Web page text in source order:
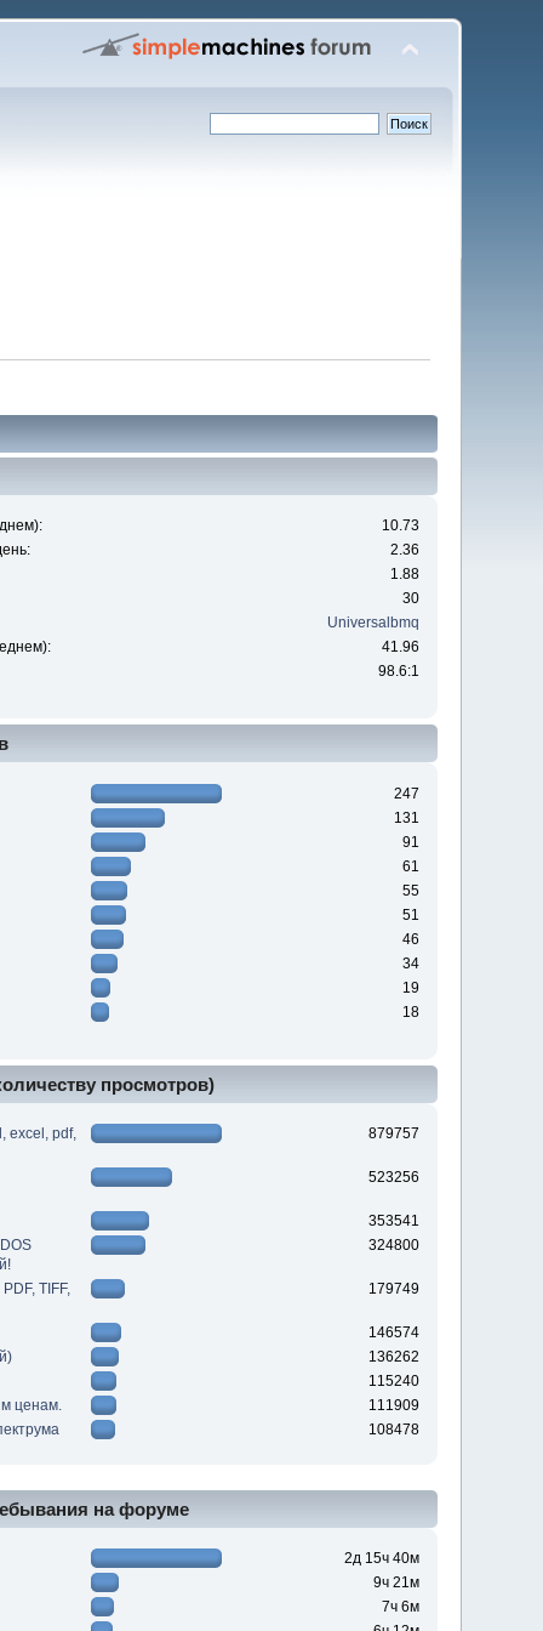
10.73
2.36
1.88
30
Universalbmq
41.96
98.6:1
247
131
91
61
55
51
46
34
19
18
просмотров)
excel, pdf, 879757
523256
353541
324800
TIFF, 179749
146574
136262
115240
ценам.
111909
108478
на форуме
2д 15ч 40м
9ч 21м
7ч 6м